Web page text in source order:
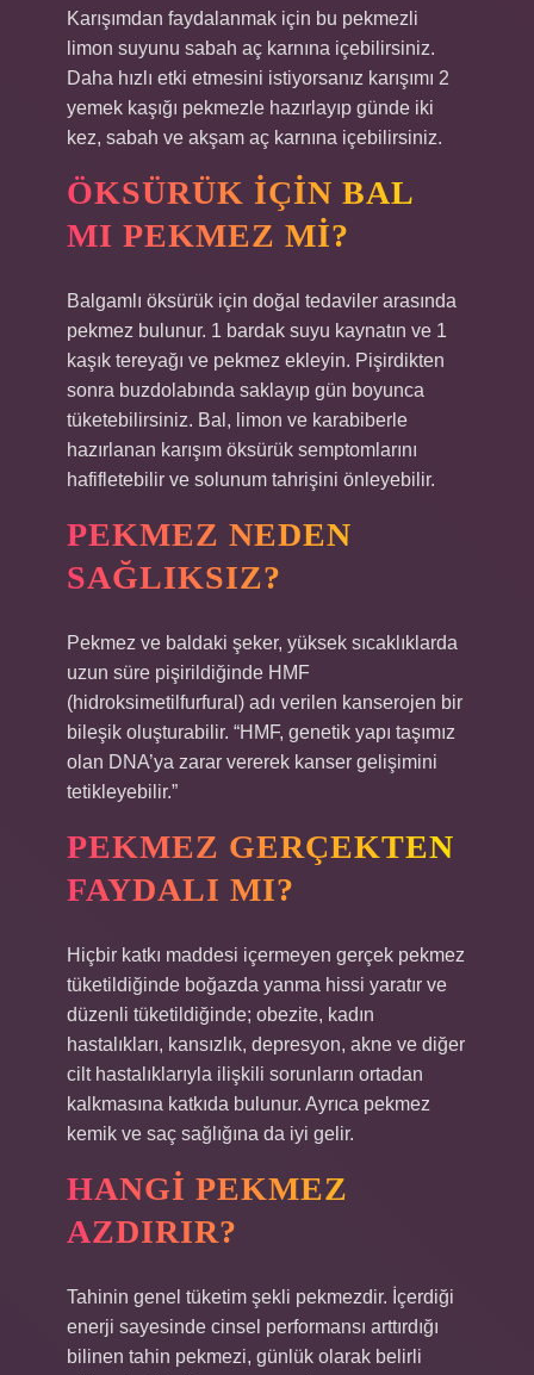
Karışımdan faydalanmak için bu pekmezli
limon suyunu sabah aç karnına içebilirsiniz.
Daha hızlı etki etmesini istiyorsanız karışımı 2
yemek kaşığı pekmezle hazırlayıp günde iki
kez, sabah ve akşam aç karnına içebilirsiniz.
ÖKSÜRÜK IÇIN BAL
MI PEKMEZ MI?
Balgamlı öksürük için doğal tedaviler arasında
pekmez bulunur. 1 bardak suyu kaynatın ve 1
kaşık tereyağı ve pekmez ekleyin. Pişirdikten
sonra buzdolabında saklayıp gün boyunca
tüketebilirsiniz. Bal, limon ve karabiberle
hazırlanan karışım öksürük semptomlarını
hafifletebilir ve solunum tahrişini önleyebilir.
PEKMEZ NEDEN
SAĞLIKSIZ?
Pekmez ve baldaki şeker, yüksek sıcaklıklarda
uzun süre pişirildiğinde HMF
(hidroksimetilfurfural) adı verilen kanserojen bir
bileşik oluşturabilir. “HMF, genetik yapı taşımız
olan DNA’ya zarar vererek kanser gelişimini
tetikleyebilir.”
PEKMEZ GERÇEKTEN
FAYDALI MI?
Hiçbir katkı maddesi içermeyen gerçek pekmez
tüketildiğinde boğazda yanma hissi yaratır ve
düzenli tüketildiğinde; obezite, kadın
hastalıkları, kansızlık, depresyon, akne ve diğer
cilt hastalıklarıyla ilişkili sorunların ortadan
kalkmasına katkıda bulunur. Ayrıca pekmez
kemik ve saç sağlığına da iyi gelir.
HANGI PEKMEZ
AZDIRIR?
Tahinin genel tüketim şekli pekmezdir. İçerdiği
enerji sayesinde cinsel performansı arttırdığı
bilinen tahin pekmezi, günlük olarak belirli